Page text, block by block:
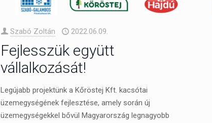
Szabó Zoltán 2022.06.09.
Fejlesszük együtt
vállalkozását!
Legújabb projektünk a Kőröstej Kft. kacsótai
üzemegységének fejlesztése, amely során új
üzemegységekkel bővül Magyarország legnagyobb